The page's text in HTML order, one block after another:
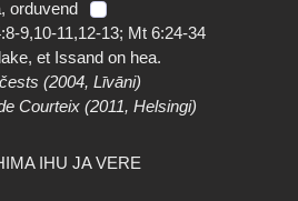
orduvend
9,10-11,12-13; Mt 6:24-34
et Issand on hea.
(2004, Līvāni)
Courteix (2011, Helsingi)
IHU JA VERE